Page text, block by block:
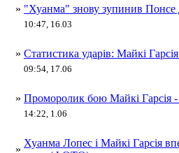
» "Хуанма" знову зупинив Понсе
10:47, 16.03
» Статистика ударів: Майкі
09:54, 17.06
» Проморолик бою Майкі
14:22, 1.06
»
Хуанма Лопес і Майкі Гарсія